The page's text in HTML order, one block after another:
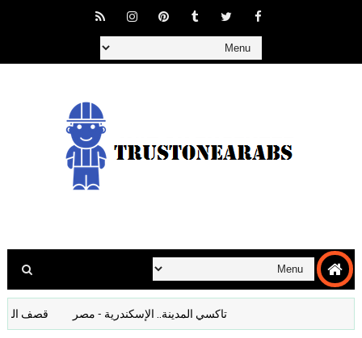
تاكسي المدينة.. الإسكندرية - مصر قصف المانيا